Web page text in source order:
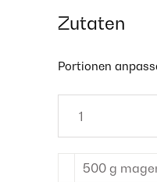
Zutaten
Portionen
500 g